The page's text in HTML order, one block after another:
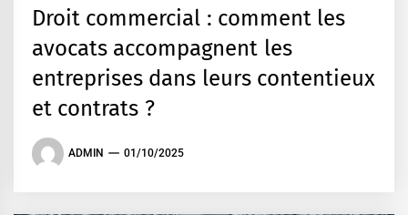
Droit commercial : comment les
avocats accompagnent les
entreprises dans leurs contentieux
et contrats ?
ADMIN 01/10/2025